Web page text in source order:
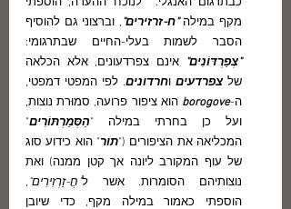
מקף במילה "ח-זרזירים"
הסבר לשמות בעלי-החיים שבתרגומי:
"צְפַרְדּוֹנִים"
של צפרדעים וחרדונים. לפי המפטי דמפטי
ה-borogove
ועל כן בחרתי במילה "הַסְּמַרְתּוֹרִים"
המכליאה את הציפורים ("תור
נוצותיהם הסומרות. אשר ל"חֲ-זַרְזִירִים"
,